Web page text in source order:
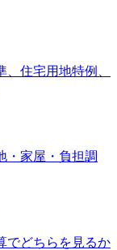
住宅用地特例、
・家屋・負担調
でどちらを見るか